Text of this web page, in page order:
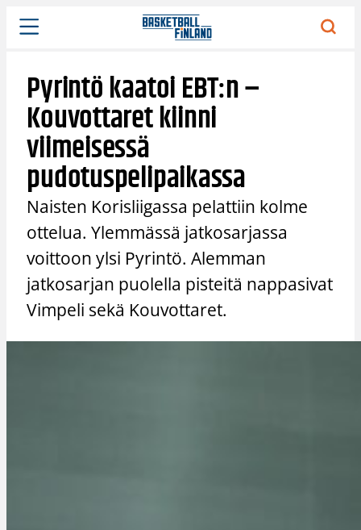
Siirry
sisältöön
Pyrintö kaatoi EBT:n –
Kouvottaret kiinni
viimeisessä
pudotuspelipaikassa
Naisten Korisliigassa pelattiin kolme
ottelua. Ylemmässä jatkosarjassa
voittoon ylsi Pyrintö. Alemman
jatkosarjan puolella pisteitä nappasivat
Vimpeli sekä Kouvottaret.